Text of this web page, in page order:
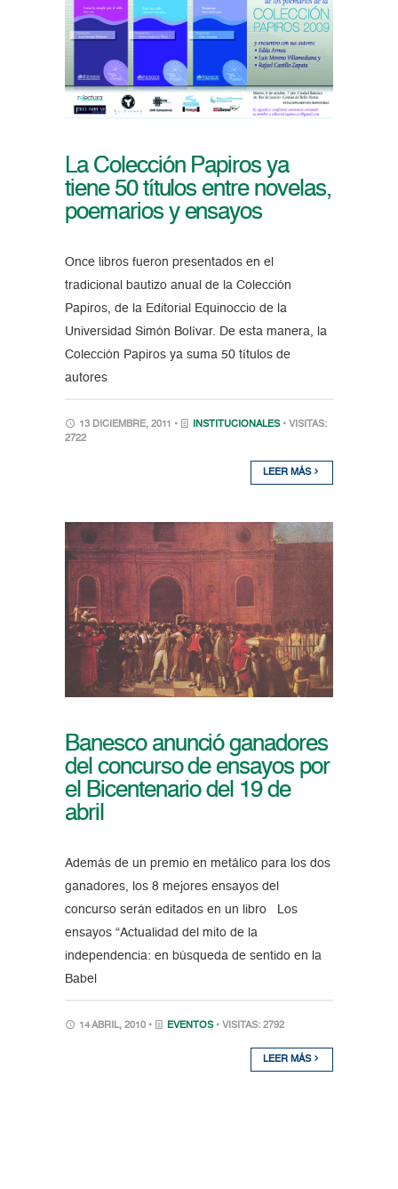
La Colección Papiros ya
tiene 50 títulos entre novelas,
poemarios y ensayos
Once libros fueron presentados en el
tradicional bautizo anual de la Colección
Papiros, de la Editorial Equinoccio de la
Universidad Simón Bolívar. De esta manera, la
Colección Papiros ya suma 50 títulos de
autores
13 DICIEMBRE, 2011 • INSTITUCIONALES • VISITAS:
2722
LEER MÁS
Banesco anunció ganadores
del concurso de ensayos por
el Bicentenario del 19 de
abril
Además de un premio en metálico para los dos
ganadores, los 8 mejores ensayos del
concurso serán editados en un libro Los
ensayos “Actualidad del mito de la
independencia: en búsqueda de sentido en la
Babel
14 ABRIL, 2010 • EVENTOS • VISITAS: 2792
LEER MÁS